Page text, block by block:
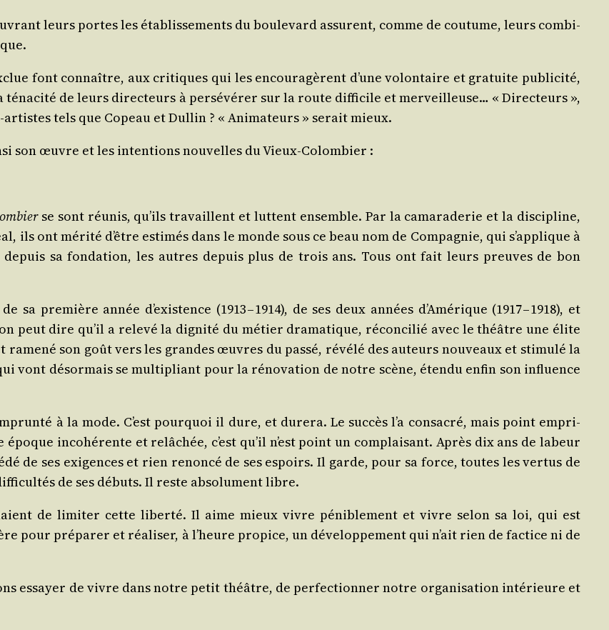
leurs portes les éta­blis­se­ments du bou­le­vard assurent, comme de cou­tume, leurs com­bi­
font connaître, aux cri­tiques qui les encou­ra­gèrent d’une volon­taire et gra­tuite publi­ci­té,
téna­ci­té de leurs direc­teurs à per­sé­vé­rer sur la route dif­fi­cile et mer­veilleuse… « Direc­teurs »,
tels que Copeau et Dul­lin ? « Ani­ma­teurs » serait mieux.
son œuvre et les inten­tions nou­velles du Vieux-Colombier :
se sont réunis, qu’ils tra­vaillent et luttent ensemble. Par la cama­ra­de­rie et la dis­ci­pline,
ont méri­té d’être esti­més dans le monde sous ce beau nom de Com­pa­gnie, qui s’applique à
sa fon­da­tion, les autres depuis plus de trois ans. Tous ont fait leurs preuves de bon
sa pre­mière année d’existence (1913 – 1914), de ses deux années d’Amérique (1917 – 1918), et
on peut dire qu’il a rele­vé la digni­té du métier dra­ma­tique, récon­ci­lié avec le théâtre une élite
son goût vers les grandes œuvres du pas­sé, révé­lé des auteurs nou­veaux et sti­mu­lé la
vont désor­mais se mul­ti­pliant pour la réno­va­tion de notre scène, éten­du enfin son influence
à la mode. C’est pour­quoi il dure, et dure­ra. Le suc­cès l’a consa­cré, mais point empri­
inco­hé­rente et relâ­chée, c’est qu’il n’est point un com­plai­sant. Après dix ans de labeur
de ses exi­gences et rien renon­cé de ses espoirs. Il garde, pour sa force, toutes les ver­tus de
de ses débuts. Il reste abso­lu­ment libre.
de limi­ter cette liber­té. Il aime mieux vivre péni­ble­ment et vivre selon sa loi, qui est
pour pré­pa­rer et réa­li­ser, à l’heure pro­pice, un déve­lop­pe­ment qui n’ait rien de fac­tice ni de
essayer de vivre dans notre petit théâtre, de per­fec­tion­ner notre orga­ni­sa­tion inté­rieure et